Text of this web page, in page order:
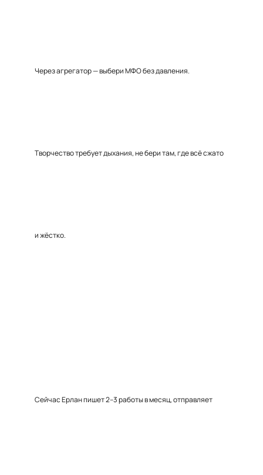
Через агрегатор — выбери МФО без давления.
Творчество требует дыхания, не бери там, где всё сжато
и жёстко.
Сейчас Ерлан пишет 2–3 работы в месяц, отправляет